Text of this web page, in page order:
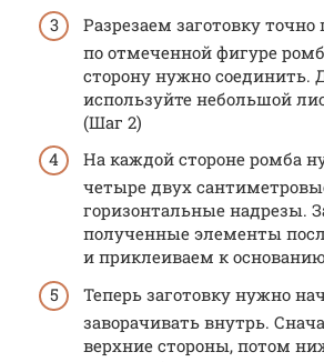
Разрезаем заготовку
по отмеченной фигуре
сторону нужно соединить.
используйте небольшой
(Шаг 2)
На каждой стороне ромба
четыре двух
горизонтальные надрезы.
полученные элементы
и приклеиваем к
Теперь заготовку нужно
заворачивать внутрь.
верхние стороны, потом